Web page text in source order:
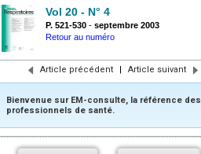
Vol 20 - N° 4
P. 521-530 - septembre 2003
Retour au numéro
Article précédent | Article suivant
Bienvenue sur EM-consulte, la référence des
professionnels de santé.